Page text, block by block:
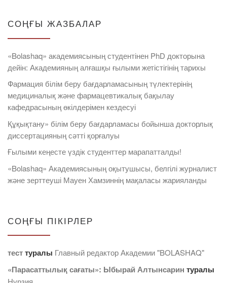
СОҢҒЫ ЖАЗБАЛАР
«Bolashaq» академиясының студентінен PhD докторына
дейін: Академияның алғашқы ғылыми жетістігінің тарихы
Фармация білім беру бағдарламасының түлектерінің
медициналық және фармацевтикалық бақылау
кафедрасының өкілдерімен кездесуі
Құқықтану» білім беру бағдарламасы бойынша докторлық
диссертацияның сәтті қорғалуы
Ғылыми кеңесте үздік студенттер марапатталды!
«Bolashaq» Академиясының оқытушысы, белгілі журналист
және зерттеуші Мауен Хамзиннің мақаласы жарияланды
СОҢҒЫ ПІКІРЛЕР
тесттуралы Главный редактор Академии "BOLASHAQ"
«Парасаттылық сағаты»: Ыбырай Алтынсарин туралы